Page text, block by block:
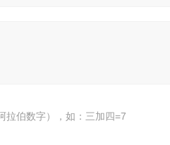
拉伯数字），如：三加四=7